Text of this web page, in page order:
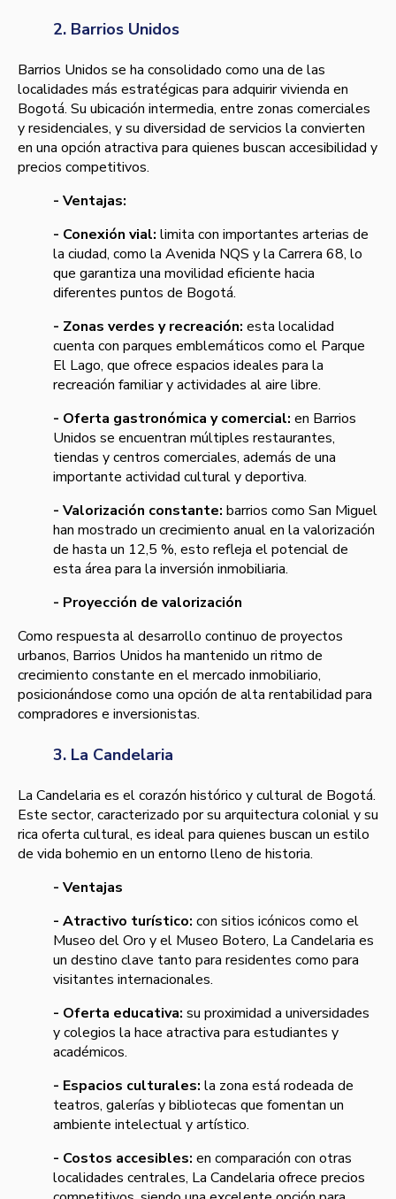
2. Barrios Unidos
Barrios Unidos se ha consolidado como una de las
localidades más estratégicas para adquirir vivienda en
Bogotá. Su ubicación intermedia, entre zonas comerciales
y residenciales, y su diversidad de servicios la convierten
en una opción atractiva para quienes buscan accesibilidad y
precios competitivos.
- Ventajas:
- Conexión vial: limita con importantes arterias de
la ciudad, como la Avenida NQS y la Carrera 68, lo
que garantiza una movilidad eficiente hacia
diferentes puntos de Bogotá.
- Zonas verdes y recreación: esta localidad
cuenta con parques emblemáticos como el Parque
El Lago, que ofrece espacios ideales para la
recreación familiar y actividades al aire libre.
- Oferta gastronómica y comercial: en Barrios
Unidos se encuentran múltiples restaurantes,
tiendas y centros comerciales, además de una
importante actividad cultural y deportiva.
- Valorización constante: barrios como San Miguel
han mostrado un crecimiento anual en la valorización
de hasta un 12,5 %, esto refleja el potencial de
esta área para la inversión inmobiliaria.
- Proyección de valorización
Como respuesta al desarrollo continuo de proyectos
urbanos, Barrios Unidos ha mantenido un ritmo de
crecimiento constante en el mercado inmobiliario,
posicionándose como una opción de alta rentabilidad para
compradores e inversionistas.
3. La Candelaria
La Candelaria es el corazón histórico y cultural de Bogotá.
Este sector, caracterizado por su arquitectura colonial y su
rica oferta cultural, es ideal para quienes buscan un estilo
de vida bohemio en un entorno lleno de historia.
- Ventajas
- Atractivo turístico: con sitios icónicos como el
Museo del Oro y el Museo Botero, La Candelaria es
un destino clave tanto para residentes como para
visitantes internacionales.
- Oferta educativa: su proximidad a universidades
y colegios la hace atractiva para estudiantes y
académicos.
- Espacios culturales: la zona está rodeada de
teatros, galerías y bibliotecas que fomentan un
ambiente intelectual y artístico.
- Costos accesibles: en comparación con otras
localidades centrales, La Candelaria ofrece precios